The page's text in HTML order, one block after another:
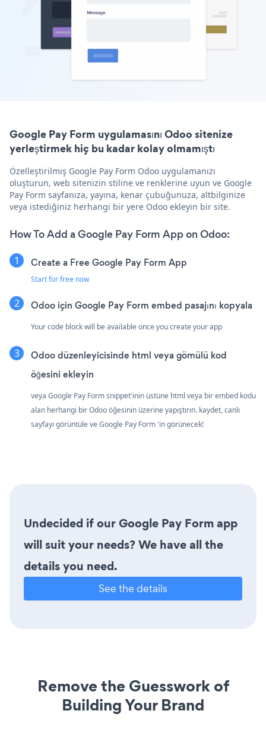
Google Pay Form uygulamasını Odoo sitenize
yerleştirmek hiç bu kadar kolay olmamıştı
Özelleştirilmiş Google Pay Form Odoo uygulamanızı
oluşturun, web sitenizin stiline ve renklerine uyun ve Google
Pay Form sayfanıza, yayına, kenar çubuğunuza, altbilginize
veya istediğiniz herhangi bir yere Odoo ekleyin bir site.
How To Add a Google Pay Form App on Odoo:
Create a Free Google Pay Form App
Start for free now
Odoo için Google Pay Form embed pasajını kopyala
Your code block will be available once you create your app
Odoo düzenleyicisinde html veya gömülü kod
öğesini ekleyin
veya Google Pay Form snippet'inin üstüne html veya bir embed kodu
alan herhangi bir Odoo öğesinin üzerine yapıştırın. kaydet, canlı
sayfayı görüntüle ve Google Pay Form 'in görünecek!
Undecided if our Google Pay Form app
will suit your needs? We have all the
details you need.
See the details
Remove the Guesswork of
Building Your Brand